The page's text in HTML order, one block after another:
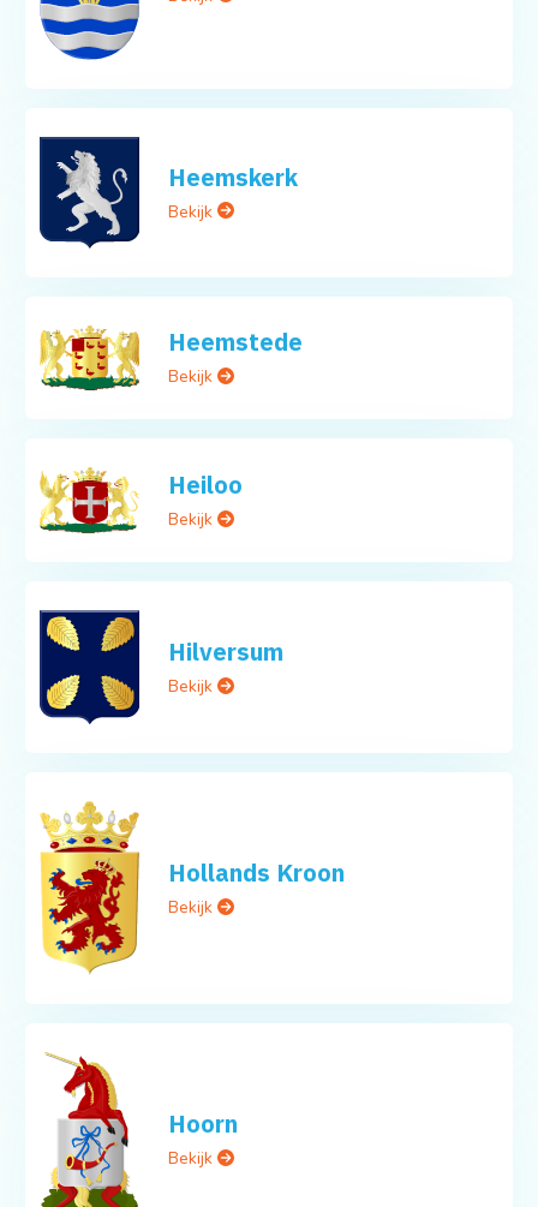
Heemskerk
Bekijk
Heemstede
Bekijk
Heiloo
Bekijk
Hilversum
Bekijk
Hollands Kroon
Bekijk
Hoorn
Bekijk